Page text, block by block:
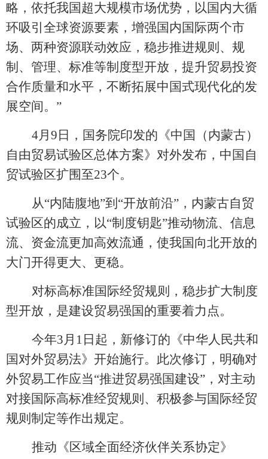
略，依托我国超大规模市场优势，以国内大循
环吸引全球资源要素，增强国内国际两个市
场、两种资源联动效应，稳步推进规则、规
制、管理、标准等制度型开放，提升贸易投资
合作质量和水平，不断拓展中国式现代化的发
展空间。”
4月9日，国务院印发的《中国（内蒙古）
自由贸易试验区总体方案》对外发布，中国自
贸试验区扩围至23个。
从“内陆腹地”到“开放前沿”，内蒙古自贸
试验区的成立，以“制度钥匙”推动物流、信息
流、资金流更加高效流通，使我国向北开放的
大门开得更大、更稳。
对标高标准国际经贸规则，稳步扩大制度
型开放，是建设贸易强国的重要着力点。
今年3月1日起，新修订的《中华人民共和
国对外贸易法》开始施行。此次修订，明确对
外贸易工作应当“推进贸易强国建设”，对主动
对接国际高标准经贸规则、积极参与国际经贸
规则制定等作出规定。
推动《区域全面经济伙伴关系协定》